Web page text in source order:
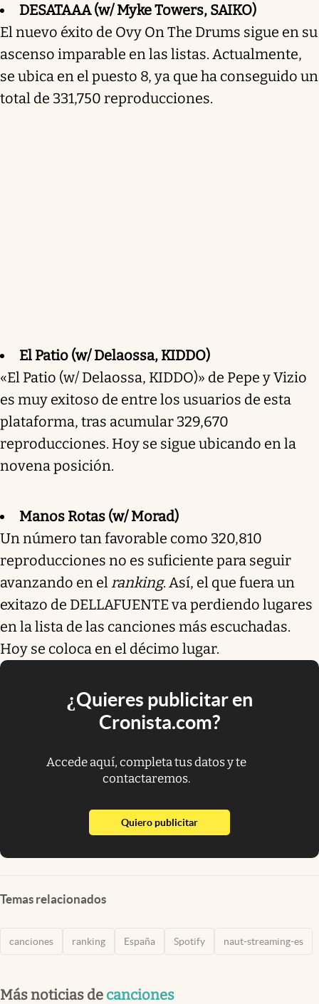
DESATAAA (w/ Myke Towers, SAIKO)
El nuevo éxito de Ovy On The Drums sigue en su
ascenso imparable en las listas. Actualmente,
se ubica en el puesto 8, ya que ha conseguido un
total de 331,750 reproducciones.
El Patio (w/ Delaossa, KIDDO)
«El Patio (w/ Delaossa, KIDDO)» de Pepe y Vizio
es muy exitoso de entre los usuarios de esta
plataforma, tras acumular 329,670
reproducciones. Hoy se sigue ubicando en la
novena posición.
Manos Rotas (w/ Morad)
Un número tan favorable como 320,810
reproducciones no es suficiente para seguir
avanzando en elranking. Así, el que fuera un
exitazo de DELLAFUENTE va perdiendo lugares
en la lista de las canciones más escuchadas.
Hoy se coloca en el décimo lugar.
¿Quieres publicitar en
Cronista.com?
Accede aquí, completa tus datos y te
contactaremos.
Quiero publicitarabre en nueva pestaña
Temas relacionados
canciones ranking España Spotify naut-streaming-es
Más noticias de canciones